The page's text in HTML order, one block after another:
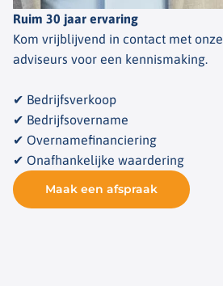
Ruim 30 jaar ervaring
Kom vrijblijvend in contact met onze
adviseurs voor een kennismaking.
✔ Bedrijfsverkoop
✔ Bedrijfsovername
✔ Overnamefinanciering
✔ Onafhankelijke waardering
Maak een afspraak